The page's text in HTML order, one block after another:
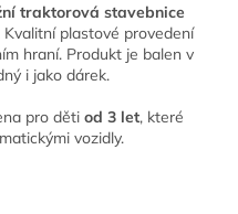
traktorová stavebnice
plastové provedení
hraní. Produkt je balen v
i jako dárek.
pro děti od 3 let, které
vozidly.